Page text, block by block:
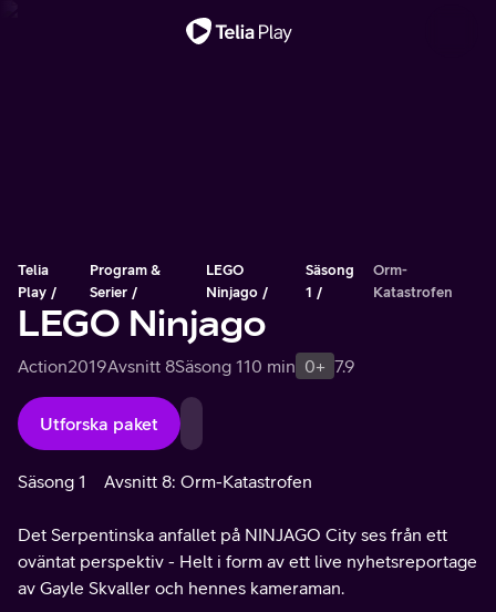
Telia
Play
Program &
Serier
LEGO
Ninjago
Säsong
1
Orm-
Katastrofen
LEGO Ninjago
Action2019Avsnitt 8Säsong 110 min 0+ 7.9
Utforska paket
Säsong 1 Avsnitt 8: Orm-Katastrofen
Det Serpentinska anfallet på NINJAGO City ses från ett
oväntat perspektiv - Helt i form av ett live nyhetsreportage
av Gayle Skvaller och hennes kameraman.